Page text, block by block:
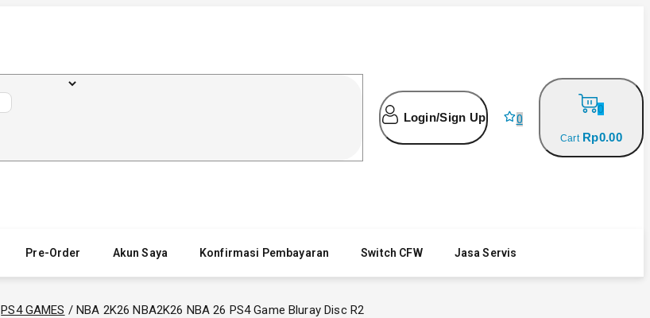
Login/Sign Up 0
0
Cart Rp0.00
Pre-Order Akun Saya Konfirmasi Pembayaran Switch CFW Jasa Servis
PS4 GAMES / NBA 2K26 NBA2K26 NBA 26 PS4 Game Bluray Disc R2